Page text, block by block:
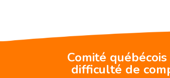
Comité
difficulté de